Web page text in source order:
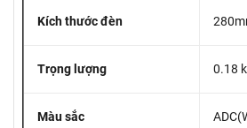
Kích thước đèn
Trọng lượng 0.18
Màu sắc